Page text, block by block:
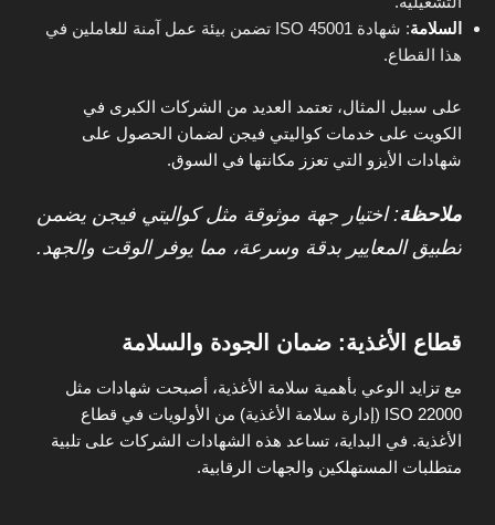
السلامة
: شهادة ISO 45001 تضمن بيئة عمل آمنة للعاملين في
هذا القطاع.
على سبيل المثال، تعتمد العديد من الشركات الكبرى في
الكويت على خدمات كواليتي فيجن لضمان الحصول على
شهادات الأيزو التي تعزز مكانتها في السوق.
ملاحظة: اختيار جهة موثوقة مثل كواليتي فيجن يضمن
تطبيق المعايير بدقة وسرعة، مما يوفر الوقت والجهد.
قطاع الأغذية: ضمان الجودة والسلامة
مع تزايد الوعي بأهمية سلامة الأغذية، أصبحت شهادات مثل
ISO 22000 (إدارة سلامة الأغذية) من الأولويات في قطاع
الأغذية. في البداية، تساعد هذه الشهادات الشركات على تلبية
متطلبات المستهلكين والجهات الرقابية.